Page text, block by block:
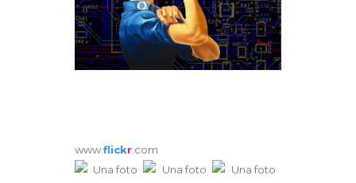
www.flickr.com